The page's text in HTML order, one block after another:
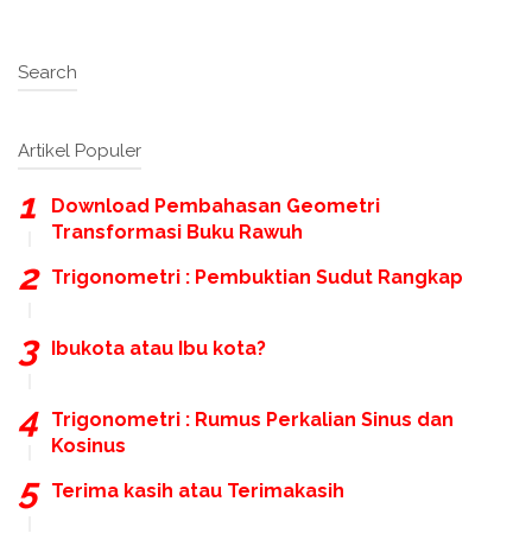
Search
Artikel Populer
Download Pembahasan Geometri
Transformasi Buku Rawuh
Trigonometri : Pembuktian Sudut Rangkap
Ibukota atau Ibu kota?
Trigonometri : Rumus Perkalian Sinus dan
Kosinus
Terima kasih atau Terimakasih